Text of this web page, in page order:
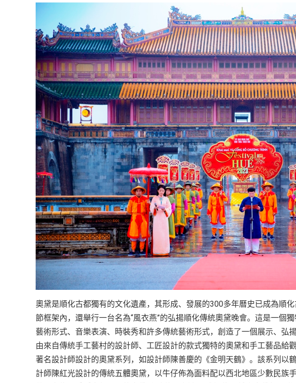
奧黛是順化古都獨有的文化遺產，其形成、發展的300多年曆史已成為順
節框架內，還舉行一台名為“風衣燕”的弘揚順化傳統奧黛晚會。這是一個
藝術形式、音樂表演、時裝秀和許多傳統藝術形式，創造了一個展示、弘
由來自傳統手工藝村的設計師、工匠設計的款式獨特的奧黛和手工藝品給
著名設計師設計的奧黛系列，如設計師陳善慶的《金明天鶴》。該系列以
計師陳紅光設計的傳統五體奧黛，以牛仔佈為面料配以西北地區少數民族